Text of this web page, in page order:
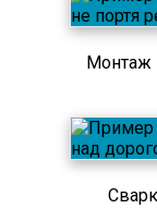
Монтаж